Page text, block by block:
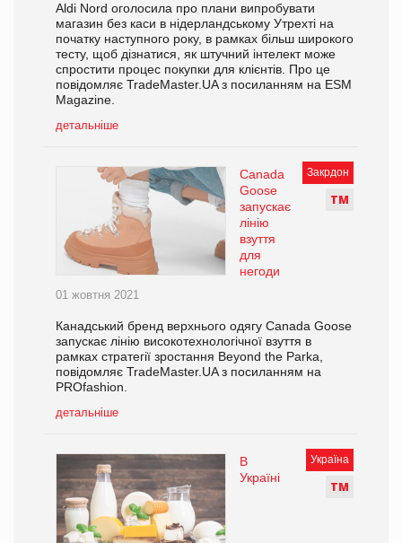
Aldi Nord оголосила про плани випробувати
магазин без каси в нідерландському Утрехті на
початку наступного року, в рамках більш широкого
тесту, щоб дізнатися, як штучний інтелект може
спростити процес покупки для клієнтів. Про це
повідомляє TradeMaster.UA з посиланням на ESM
Magazine.
детальніше
Закрдон
ТМ
Canada
Goose
запускає
лінію
взуття
для
негоди
01 жовтня 2021
Канадський бренд верхнього одягу Canada Goose
запускає лінію високотехнологічної взуття в
рамках стратегії зростання Beyond the Parka,
повідомляє TradeMaster.UA з посиланням на
PROfashion.
детальніше
Україна
ТМ
В
Україні